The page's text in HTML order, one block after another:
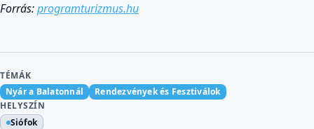
Forrás:programturizmus.hu
TÉMÁK
Nyár a Balatonnál
Rendezvények és Fesztiválok
HELYSZÍN
Siófok